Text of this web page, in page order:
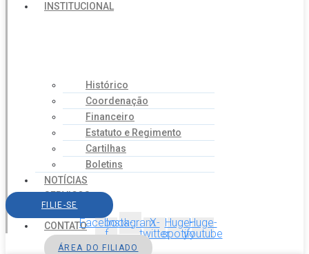
INSTITUCIONAL
Histórico
Coordenação
Financeiro
Estatuto e Regimento
Cartilhas
Boletins
NOTÍCIAS
SERVIÇOS
AGENDA
CONTATO
FILIE-SE
Facebook-
f
InstagramX-
twitter
Huge-
spotify
Huge-
youtube
ÁREA DO FILIADO